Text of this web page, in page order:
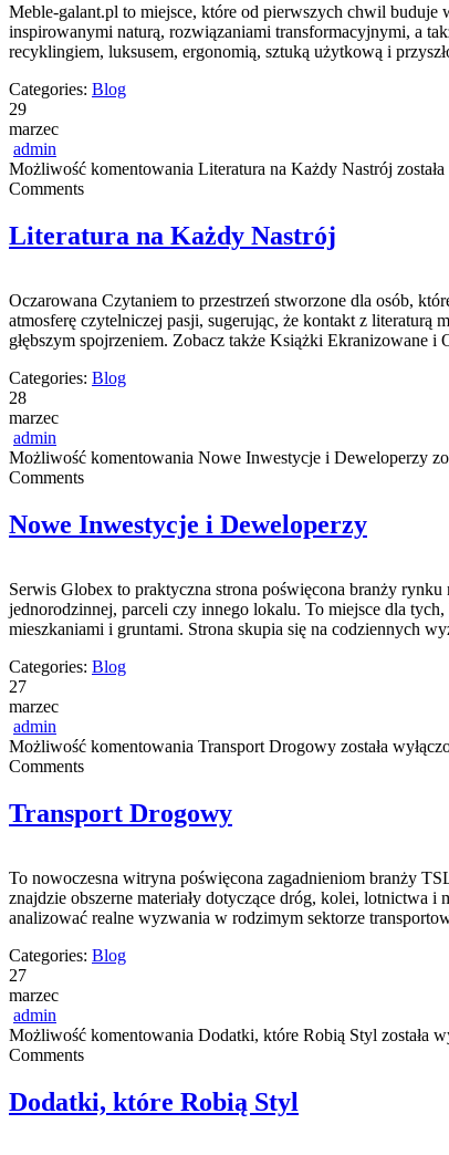
Meble-galant.pl to miejsce, które od pierwszych chwil buduje
inspirowanymi naturą, rozwiązaniami transformacyjnymi, a
recyklingiem, luksusem, ergonomią, sztuką użytkową i
Categories: Blog
29
marzec
admin
Możliwość komentowania Literatura na Każdy Nastrój
Comments
Literatura na Każdy Nastrój
Oczarowana Czytaniem to przestrzeń stworzone dla osób,
atmosferę czytelniczej pasji, sugerując, że kontakt z literaturą
głębszym spojrzeniem. Zobacz także Książki
Categories: Blog
28
marzec
admin
Możliwość komentowania Nowe Inwestycje i Deweloperzy
Comments
Nowe Inwestycje i Deweloperzy
Serwis Globex to praktyczna strona poświęcona branży
jednorodzinnej, parceli czy innego lokalu. To miejsce dla
mieszkaniami i gruntami. Strona skupia się na codziennych
Categories: Blog
27
marzec
admin
Możliwość komentowania Transport Drogowy została
Comments
Transport Drogowy
To nowoczesna witryna poświęcona zagadnieniom branży
znajdzie obszerne materiały dotyczące dróg, kolei, lotnictwa
analizować realne wyzwania w rodzimym sektorze
Categories: Blog
27
marzec
admin
Możliwość komentowania Dodatki, które Robią Styl została
Comments
Dodatki, które Robią Styl